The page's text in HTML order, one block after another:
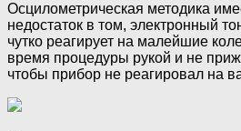
Осцилометрическая методика
недостаток в том, электронный
чутко реагирует на малейшие
время процедуры рукой и не
чтобы прибор не реагировал на